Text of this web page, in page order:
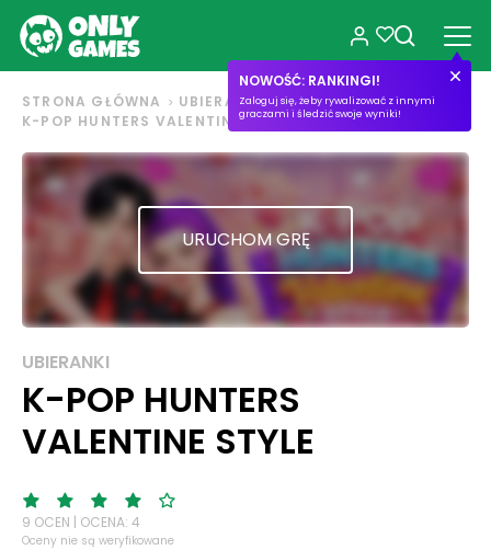
NOWOŚĆ: RANKINGI!
Zaloguj się, żeby rywalizować z innymi
graczami i śledzić swoje wyniki!
STRONA GŁÓWNA
UBIERANKI
K-POP HUNTERS VALENTINE STYLE
URUCHOM GRĘ
UBIERANKI
K-POP HUNTERS
VALENTINE STYLE
9 OCEN | OCENA: 4
Oceny nie są weryfikowane